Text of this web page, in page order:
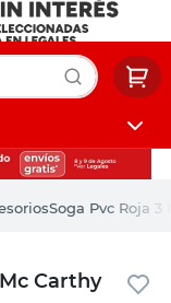
Soga Pvc Roja 3
Carthy